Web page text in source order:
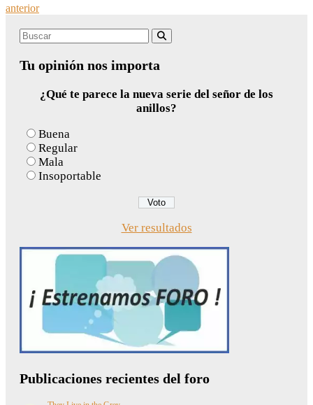
Posts
navigation
anterior
Search
Tu opinión nos importa
¿Qué te parece la nueva serie del señor de los
anillos?
Buena
Regular
Mala
Insoportable
Ver resultados
Publicaciones recientes del foro